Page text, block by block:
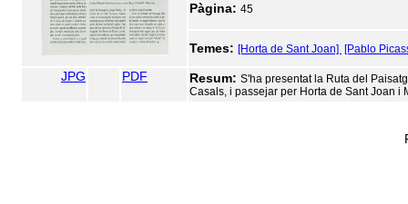
Pàgina: 45
Temes: [Horta de Sant Joan] [Pablo
JPG PDF Resum: S'ha presentat la Ruta del
Casals, i passejar per Horta de Sant Joan i